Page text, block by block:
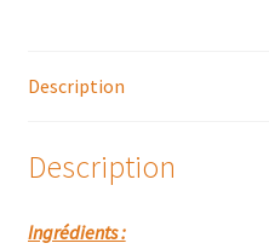
Description
Description
Ingrédients :